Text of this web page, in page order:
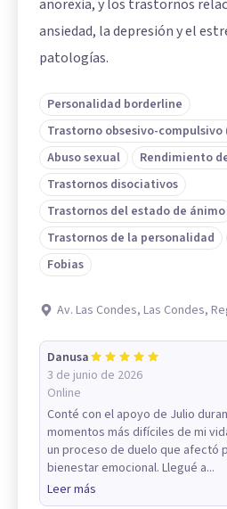
anorexia, y los trastornos
ansiedad, la depresión y el
patologías.
Personalidad borderline
Trastorno obsesivo-compulsivo
Abuso sexual
Rendimiento
Trastornos disociativos
Trastornos del estado de ánimo
Trastornos de la personalidad
Fobias
Av. Las Condes, Las Condes,
Danusa
3 de junio de 2026
Online
Conté con el apoyo de Julio
momentos más difíciles de mi
un proceso de duelo que afectó
bienestar emocional. Llegué a...
Leer más